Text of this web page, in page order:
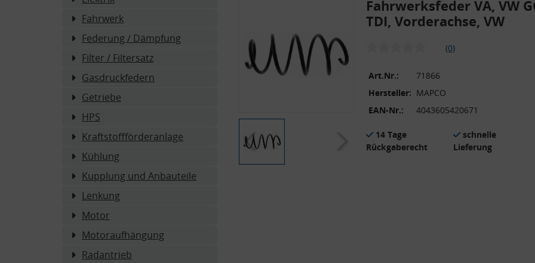
Fahrwerk
Federung / Dämpfung
Filter / Filtersatz
Gasdruckfedern
Getriebe
HPS
Kraftstoffförderanlage
Kühlung
Kupplung und Anbauteile
Lenkung
Motor
Motoraufhängung
Radantrieb
Fahrwerksfeder VA, VW
TDI, Vorderachse, VW
(0)
Art.Nr.:
71866
Hersteller: MAPCO
EAN-Nr.:
4043605420671
14 Tage
Rückgaberecht
schnelle
Lieferung